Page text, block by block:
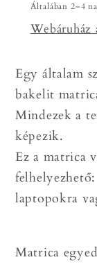
Általában 2–4
Webáruház
Egy általam
bakelit
Mindezek a
képezik.
Ez a matrica
laptopokra
Matrica